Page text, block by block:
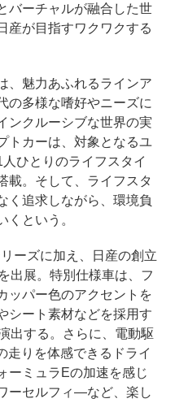
バーチャルが融合した世
産が目指すワクワクする
、魅力あふれるラインア
の多様な嗜好やニーズに
ンクルーシブな世界の実
トカーは、対象となるユ
ひとりのライフスタイ
載。そして、ライフスタ
く追求しながら、環境負
くという。
ーズに加え、日産の創立
出展。特別仕様車は、フ
ッパー色のアクセントを
シート素材などを採用す
出する。さらに、電動駆
走りを体感できるドライ
ーミュラEの加速を感じ
ーセルフィ―など、楽し